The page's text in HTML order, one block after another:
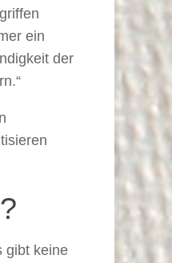
ein
der
gibt keine